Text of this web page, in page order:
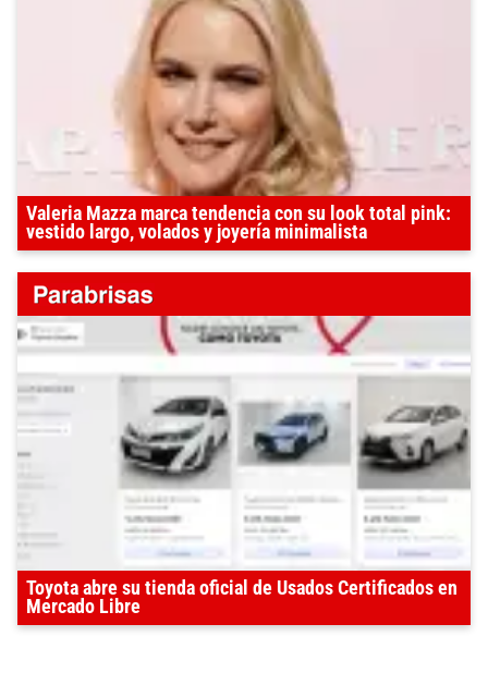
Valeria Mazza marca tendencia con su look total pink:
vestido largo, volados y joyería minimalista
Toyota abre su tienda oficial de Usados Certificados en
Mercado Libre